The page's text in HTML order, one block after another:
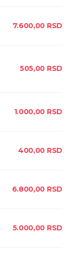
7.600,00 RSD
505,00 RSD
1.000,00 RSD
400,00 RSD
6.800,00 RSD
5.000,00 RSD